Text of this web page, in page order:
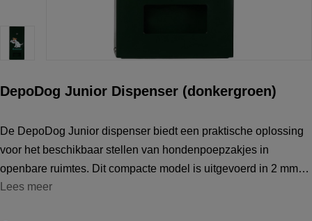
DepoDog Junior Dispenser (donkergroen)
De DepoDog Junior dispenser biedt een praktische oplossing
voor het beschikbaar stellen van hondenpoepzakjes in
openbare ruimtes. Dit compacte model is uitgevoerd in 2 mm
Sendzimir verzinkt staal en is verkrijgbaar in diverse kleuren,
Lees meer